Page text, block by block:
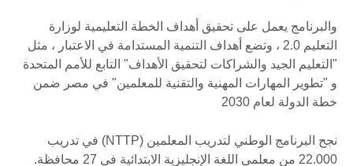
والبرنامج يعمل على تحقيق أهداف الخطة التعليمية لوزارة
التعليم 2.0 ، وتضع أهداف التنمية المستدامة في الاعتبار ، مثل
"التعليم الجيد والشراكات لتحقيق الأهداف" التابع للأمم المتحدة
و "تطوير المهارات المهنية والتقنية للمعلمين" في مصر ضمن
خطة الدولة لعام 2030
نجح البرنامج الوطني لتدريب المعلمين (NTTP) في تدريب
22.000 من معلمي اللغة الإنجليزية الابتدائية في 27 محافظة.